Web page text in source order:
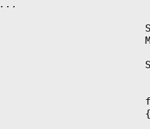
...